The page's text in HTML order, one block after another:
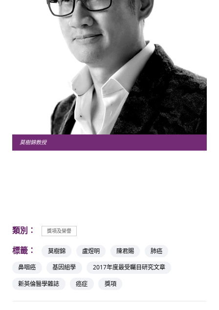
莫樹錦教授
類別： 獎項及榮譽
標籤： 莫樹錦 盧煜明 陳君賜
肺癌
鼻咽癌
基因組學
2017年度最受矚目研究文章
新英倫醫學雜誌
癌症 獎項